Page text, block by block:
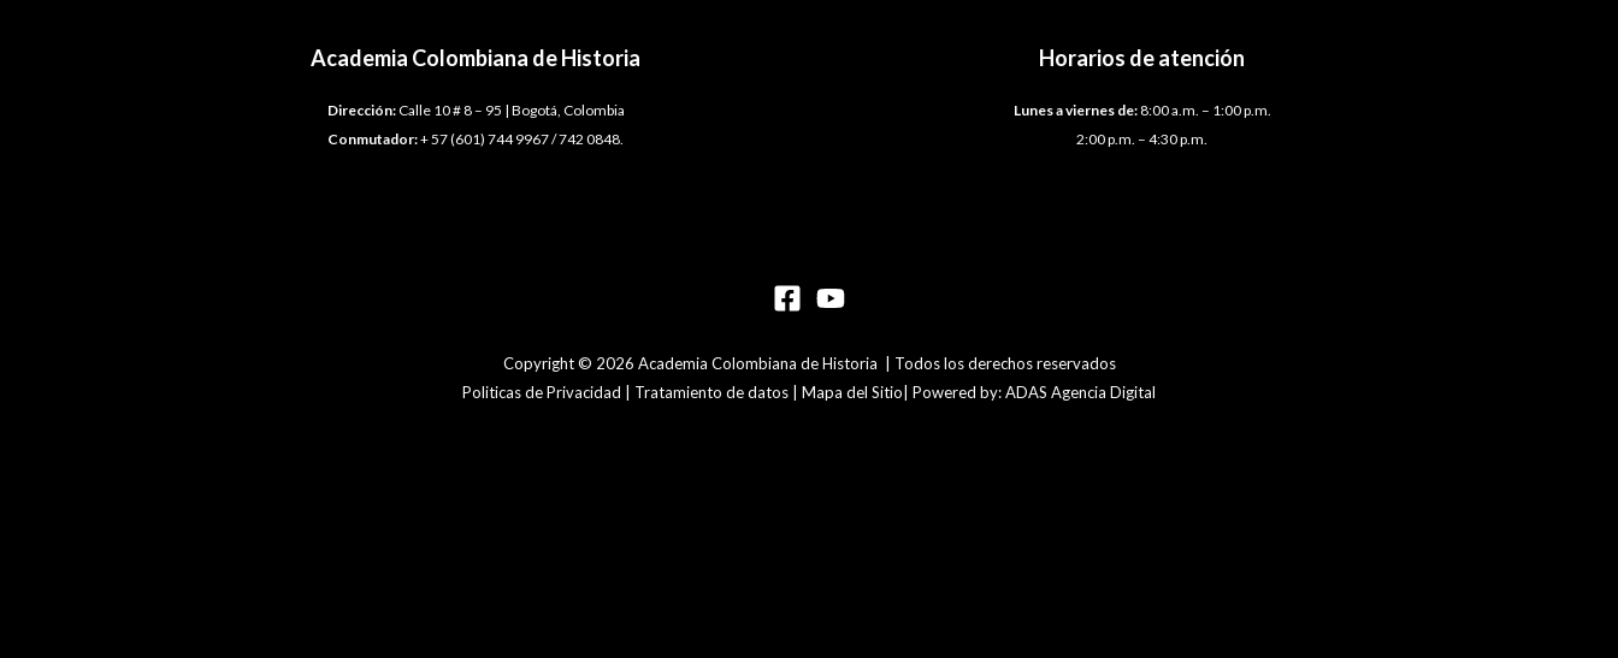
Academia Colombiana de Historia
Dirección:Calle 10 # 8 – 95 | Bogotá, Colombia
Conmutador:+ 57 (601) 744 9967 / 742 0848.
Horarios de atención
Lunes a viernes de:8:00 a.m. – 1:00 p.m.
2:00 p.m. – 4:30 p.m.
Copyright © 2026 Academia Colombiana de Historia | Todos los derechos reservados
Politicas de Privacidad | Tratamiento de datos | Mapa del Sitio| Powered by: ADAS Agencia Digital